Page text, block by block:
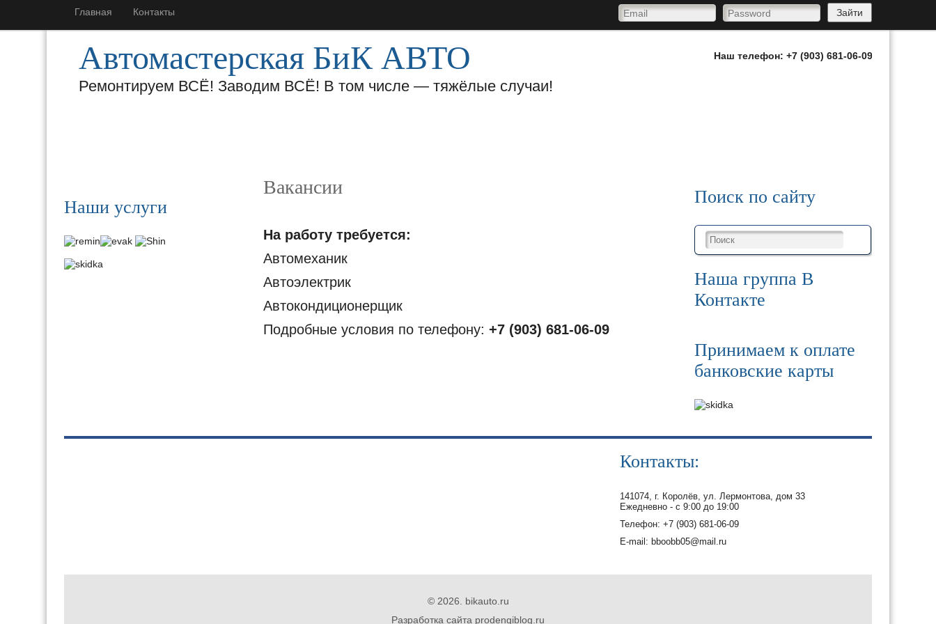
Главная Контакты Зайти
Автомастерская БиК АВТО
Ремонтируем ВСЁ! Заводим ВСЁ! В том числе — тяжёлые случаи!
Наш телефон: +7 (903) 681-06-09
Вакансии
На работу требуется:
Автомеханик
Автоэлектрик
Автокондиционерщик
Подробные условия по телефону: +7 (903) 681-06-09
Наши услуги
Поиск по сайту
Наша группа В
Контакте
Принимаем к оплате
банковские карты
Контакты:
141074, г. Королёв, ул. Лермонтова, дом 33
Ежедневно - с 9:00 до 19:00
Телефон: +7 (903) 681-06-09
E-mail: bboobb05@mail.ru
© 2026. bikauto.ru
Разработка сайта prodengiblog.ru